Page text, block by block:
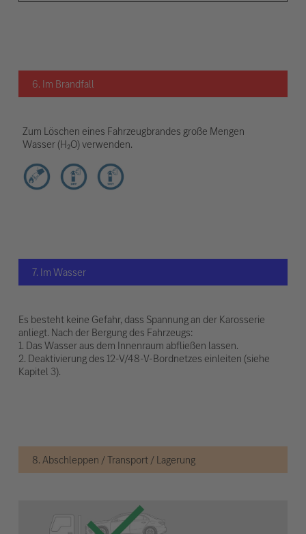
6. Im Brandfall
Zum Löschen eines Fahrzeugbrandes große Mengen
Wasser (H₂O) verwenden.
7. Im Wasser
Es besteht keine Gefahr, dass Spannung an der Karosserie
anliegt. Nach der Bergung des Fahrzeugs:
1. Das Wasser aus dem Innenraum abfließen lassen.
2. Deaktivierung des 12-V/48-V-Bordnetzes einleiten (siehe
Kapitel 3).
8. Abschleppen / Transport / Lagerung